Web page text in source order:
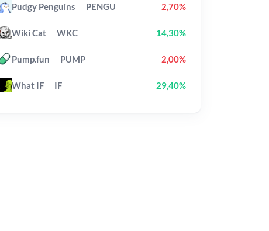
Pudgy Penguins PENGU 2,70%
Wiki Cat WKC 14,30%
Pump.fun PUMP 2,00%
What IF IF 29,40%